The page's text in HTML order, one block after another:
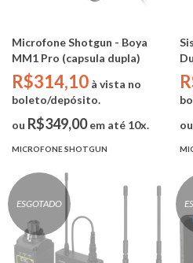
Microfone Shotgun - Boya
MM1 Pro (capsula dupla)
R$314,10 à vista no
boleto/depósito.
ou R$349,00em até 10x.
MICROFONE SHOTGUN
ou
ESGOTADO